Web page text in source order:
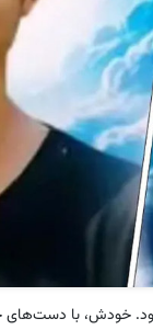
بود. خودش، با